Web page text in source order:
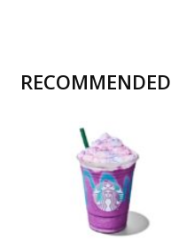
RECOMMENDED